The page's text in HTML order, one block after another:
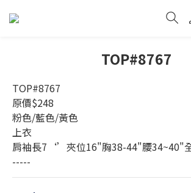
TOP#8767
TOP#8767
原價$248
粉色/藍色/黃色
上衣
肩袖長7‘’夾位16"胸38-44"腰34~40"
-----